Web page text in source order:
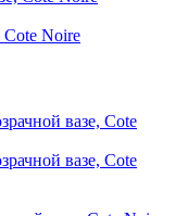
Cote Noire